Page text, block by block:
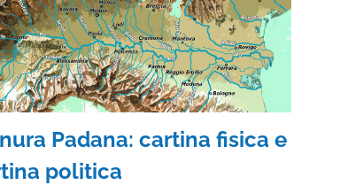
Padana: cartina fisica e
politica